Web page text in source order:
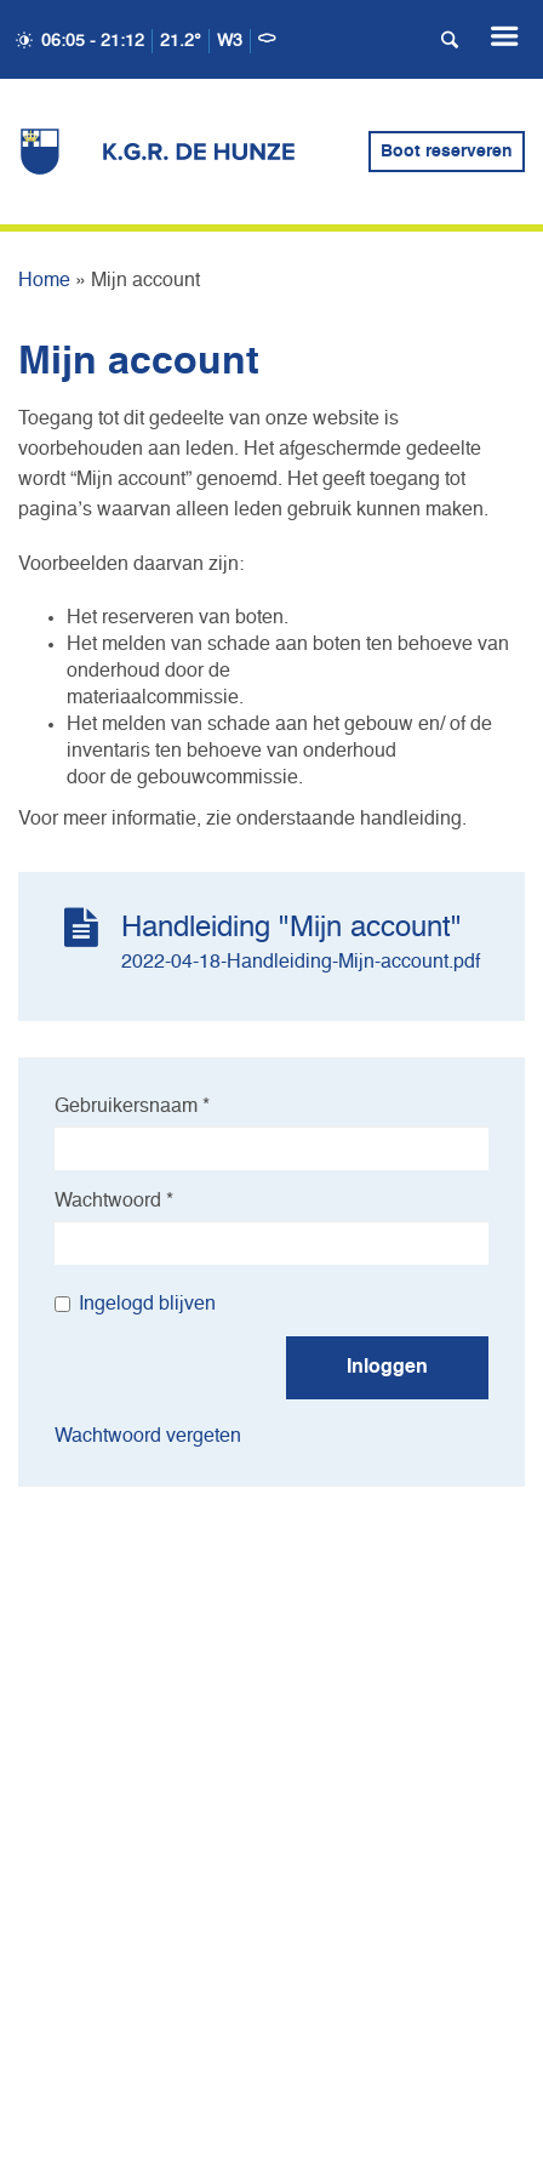
06:05 - 21:12 21.2° W3
Boot reserveren
Home » Mijn account
Mijn account
Toegang tot dit gedeelte van onze website is
voorbehouden aan leden. Het afgeschermde gedeelte
wordt “Mijn account” genoemd. Het geeft toegang tot
pagina’s waarvan alleen leden gebruik kunnen maken.
Voorbeelden daarvan zijn:
Het reserveren van boten.
Het melden van schade aan boten ten behoeve van
onderhoud door de
materiaalcommissie.
Het melden van schade aan het gebouw en/ of de
inventaris ten behoeve van onderhoud
door de gebouwcommissie.
Voor meer informatie, zie onderstaande handleiding.
Handleiding "Mijn account"
2022-04-18-Handleiding-Mijn-account.pdf
Gebruikersnaam *
Wachtwoord *
Ingelogd blijven
Inloggen
Wachtwoord vergeten